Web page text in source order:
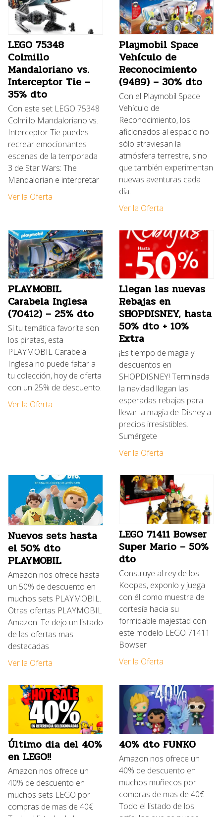
LEGO 75348
Colmillo
Mandaloriano vs.
Interceptor Tie –
35% dto
Con este set LEGO 75348
Colmillo Mandaloriano vs.
Interceptor Tie puedes
recrear emocionantes
escenas de la temporada
3 de Star Wars: The
Mandalorian e interpretar
Ver la Oferta
Playmobil Space
Vehículo de
Reconocimiento
(9489) – 30% dto
Con el Playmobil Space
Vehículo de
Reconocimiento, los
aficionados al espacio no
sólo atraviesan la
atmósfera terrestre, sino
que también experimentan
nuevas aventuras cada
día.
Ver la Oferta
PLAYMOBIL
Carabela Inglesa
(70412) – 25% dto
Si tu temática favorita son
los piratas, esta
PLAYMOBIL Carabela
Inglesa no puede faltar a
tu colección, hoy de oferta
con un 25% de descuento.
Ver la Oferta
Llegan las nuevas
Rebajas en
SHOPDISNEY, hasta
50% dto + 10%
Extra
¡Es tiempo de magia y
descuentos en
SHOPDISNEY! Terminada
la navidad llegan las
esperadas rebajas para
llevar la magia de Disney a
precios irresistibles.
Sumérgete
Ver la Oferta
Nuevos sets hasta
el 50% dto
PLAYMOBIL
Amazon nos ofrece hasta
un 50% de descuento en
muchos sets PLAYMOBIL.
Otras ofertas PLAYMOBIL
Amazon: Te dejo un listado
de las ofertas mas
destacadas
Ver la Oferta
LEGO 71411 Bowser
Super Mario – 50%
dto
Construye al rey de los
Koopas, exponlo y juega
con él como muestra de
cortesía hacia su
formidable majestad con
este modelo LEGO 71411
Bowser
Ver la Oferta
Último dia del 40%
en LEGO!!
Amazon nos ofrece un
40% de descuento en
muchos sets LEGO por
compras de mas de 40€
40% dto FUNKO
Amazon nos ofrece un
40% de descuento en
muchos muñecos por
compras de mas de 40€
Todo el listado de los